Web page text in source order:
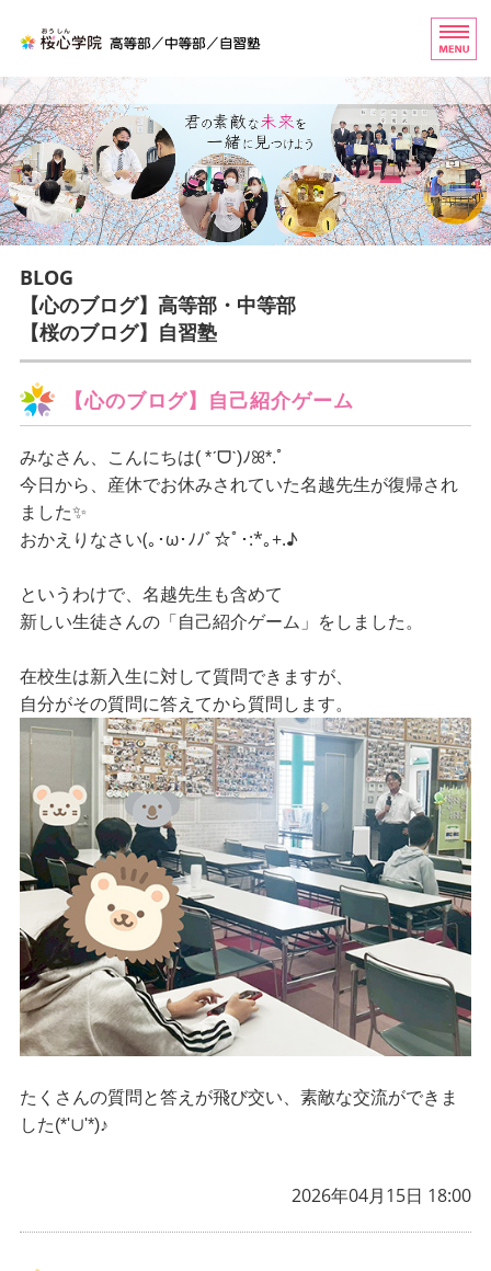
桜心学院（おうしんがくいん
ホーム
高等部
中等部
自習塾
お問い合わせ
BLOG
【心のブログ】高等部・中等部
【桜のブログ】自習塾
【心のブログ】自己紹介ゲーム
みなさん、こんにちは( *ˊᗜˋ)ﾉꕤ*.ﾟ
今日から、産休でお休みされていた名越先生が復帰され
ました✨
おかえりなさい(｡･ω･ﾉﾉﾞ☆ﾟ･:*｡+.♪
というわけで、名越先生も含めて
新しい生徒さんの「自己紹介ゲーム」をしました。
在校生は新入生に対して質問できますが、
自分がその質問に答えてから質問します。
たくさんの質問と答えが飛び交い、素敵な交流ができま
した(*'∪'*)♪
2026年04月15日 18:00